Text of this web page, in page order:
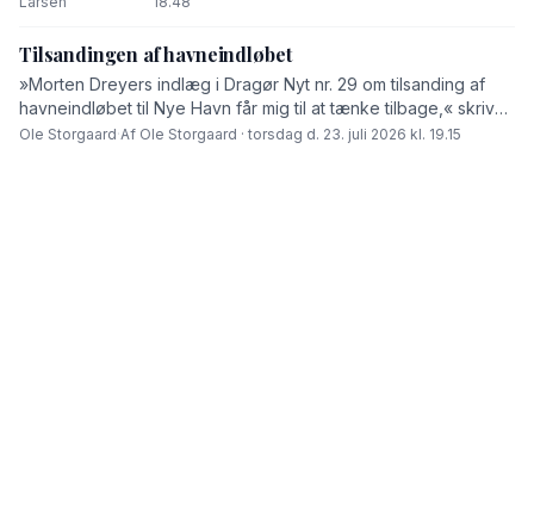
Tilsandingen af havneindløbet
»Morten Dreyers indlæg i Dragør Nyt nr. 29 om tilsanding af
havneindløbet til Nye Havn får mig til at tænke tilbage,« skriver
Ole Storgaard i dette debatindlæg.
Ole Storgaard·Af Ole Storgaard · torsdag d. 23. juli 2026 kl. 19.15